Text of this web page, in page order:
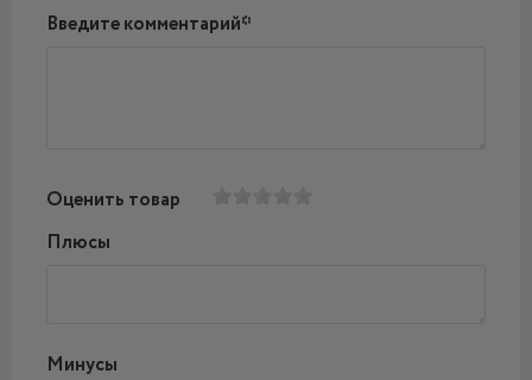
Введите комментарий*
Оценить товар
Плюсы
Минусы